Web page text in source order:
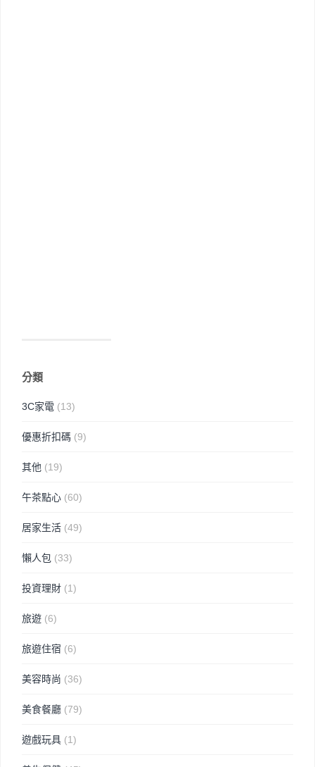
分類
3C家電 (13)
優惠折扣碼 (9)
其他 (19)
午茶點心 (60)
居家生活 (49)
懶人包 (33)
投資理財 (1)
旅遊 (6)
旅遊住宿 (6)
美容時尚 (36)
美食餐廳 (79)
遊戲玩具 (1)